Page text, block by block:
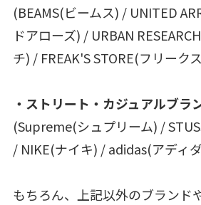
(BEAMS(ビームス) / UNITED
ドアローズ) / URBAN
チ) / FREAK'S STORE(フリーク
・ストリート・カジュアルブラ
(Supreme(シュプリーム) /
/ NIKE(ナイキ) / adidas(アディ
もちろん、上記以外のブランドや